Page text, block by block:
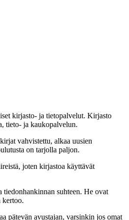
kirjasto- ja tietopalvelut. Kirjasto
tieto- ja kaukopalvelun.
vahvistettu, alkaa uusien
on tarjolla paljon.
joten kirjastoa käyttävät
tiedonhankinnan suhteen. He ovat
kertoo.
pätevän avustajan, varsinkin jos omat